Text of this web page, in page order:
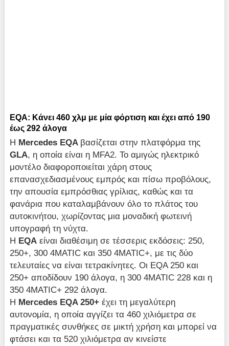
EQA: Κάνει 460 χλμ με μία φόρτιση και έχει από 190
έως 292 άλογα
Η Mercedes EQA βασίζεται στην πλατφόρμα της
GLA, η οποία είναι η MFA2. Το αμιγώς ηλεκτρικό
μοντέλο διαφοροποιείται χάρη στους
επανασχεδιασμένους εμπρός και πίσω προβόλους,
την απουσία εμπρόσθιας γρίλιας, καθώς και τα
φανάρια που καταλαμβάνουν όλο το πλάτος του
αυτοκινήτου, χωρίζοντας μια μοναδική φωτεινή
υπογραφή τη νύχτα.
Η EQA είναι διαθέσιμη σε τέσσερις εκδόσεις: 250,
250+, 300 4MATIC και 350 4MATIC+, με τις δύο
τελευταίες να είναι τετρακίνητες. Οι EQA 250 και
250+ αποδίδουν 190 άλογα, η 300 4MATIC 228 και η
350 4MATIC+ 292 άλογα.
Η Mercedes EQA 250+ έχει τη μεγαλύτερη
αυτονομία, η οποία αγγίζει τα 460 χιλιόμετρα σε
πραγματικές συνθήκες σε μικτή χρήση και μπορεί να
φτάσει και τα 520 χιλιόμετρα αν κινείστε